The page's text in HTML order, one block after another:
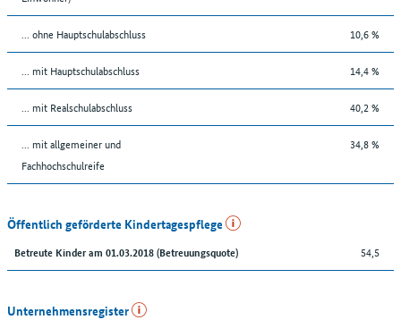
... ohne Hauptschulabschluss 10,6 %
... mit Hauptschulabschluss 14,4 %
... mit Realschulabschluss 40,2 %
... mit allgemeiner und
Fachhochschulreife
34,8 %
Öffentlich geförderte Kindertagespflege
Betreute Kinder am 01.03.2018 (Betreuungsquote) 54,5
Unternehmensregister